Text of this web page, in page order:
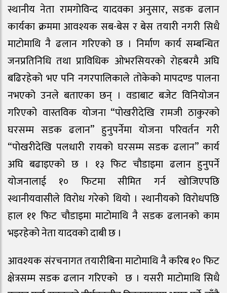
स्थानीय नेता रामगोविन्द यादवका अनुसार, सडक ढलान
कार्यका क्रममा आवश्यक सब-बेस र बेस तयारी नगरी सिधै
माटोमाथि नै ढलान गरिएको छ । निर्माण कार्य सम्बन्धित
जनप्रतिनिधि तथा प्राविधिक ओभरसियरको रोहबरमै अघि
बढिरहेको भए पनि नगरपालिकाले तोकेको मापदण्ड पालना
नभएको उनले बताएका छन् । वडाबाट बजेट विनियोजन
गरिएको वास्तविक योजना “पोखरीदेखि रामजी ठाकुरको
घरसम्म सडक ढलान” हुनुपर्नेमा योजना परिवर्तन गरी
“पोखरीदेखि पलधारी रायको घरसम्म सडक ढलान” कार्य
अघि बढाइएको छ । १३ फिट चौडाइमा ढलान हुनुपर्ने
योजनालाई १० फिटमा सीमित गर्न खोजिएपछि
स्थानीयवासीले विरोध गरेको थियो । स्थानीयको विरोधपछि
हाल ११ फिट चौडाइमा माटोमाथि नै सडक ढलानको काम
भइरहेको नेता यादवको दाबी छ ।
आवश्यक संरचनागत तयारीबिना माटोमाथि नै करिब १० फिट
क्षेत्रसम्म सडक ढलान गरिएको छ । यसरी माटोमाथि सिधै